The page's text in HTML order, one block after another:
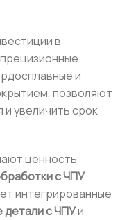
в
и
позволяют
увеличить срок
ценность
с ЧПУ
интегрированные
с ЧПУи